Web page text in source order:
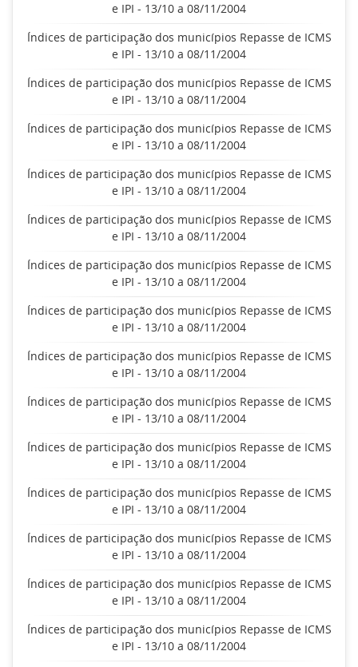
e IPI - 13/10 a 08/11/2004
Índices de participação dos municípios Repasse de ICMS
e IPI - 13/10 a 08/11/2004
Índices de participação dos municípios Repasse de ICMS
e IPI - 13/10 a 08/11/2004
Índices de participação dos municípios Repasse de ICMS
e IPI - 13/10 a 08/11/2004
Índices de participação dos municípios Repasse de ICMS
e IPI - 13/10 a 08/11/2004
Índices de participação dos municípios Repasse de ICMS
e IPI - 13/10 a 08/11/2004
Índices de participação dos municípios Repasse de ICMS
e IPI - 13/10 a 08/11/2004
Índices de participação dos municípios Repasse de ICMS
e IPI - 13/10 a 08/11/2004
Índices de participação dos municípios Repasse de ICMS
e IPI - 13/10 a 08/11/2004
Índices de participação dos municípios Repasse de ICMS
e IPI - 13/10 a 08/11/2004
Índices de participação dos municípios Repasse de ICMS
e IPI - 13/10 a 08/11/2004
Índices de participação dos municípios Repasse de ICMS
e IPI - 13/10 a 08/11/2004
Índices de participação dos municípios Repasse de ICMS
e IPI - 13/10 a 08/11/2004
Índices de participação dos municípios Repasse de ICMS
e IPI - 13/10 a 08/11/2004
Índices de participação dos municípios Repasse de ICMS
e IPI - 13/10 a 08/11/2004